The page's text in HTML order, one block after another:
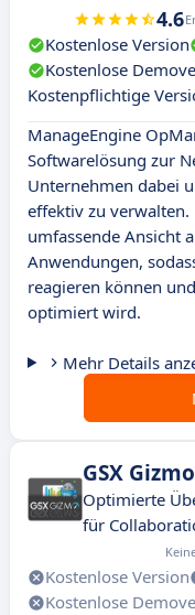
4.6
Kostenlose Version
Kostenlose
Kostenpflichtige
ManageEngine
Softwarelösung zur
Unternehmen dabei
effektiv zu
umfassende Ansicht
Anwendungen,
reagieren können
optimiert wird.
Mehr Details
GSX Gizmo
Optimierte
für
Kostenlose Version
Kostenlose